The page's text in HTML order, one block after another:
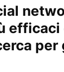
efficaci
per